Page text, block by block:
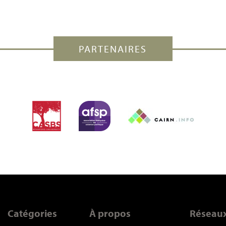
PARTENAIRES
Catégories À propos